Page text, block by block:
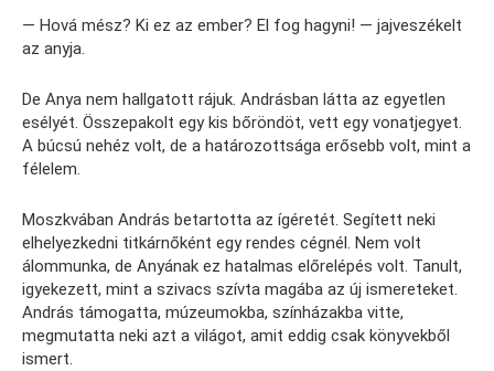
— Hová mész? Ki ez az ember? El fog hagyni! — jajveszékelt
az anyja.
De Anya nem hallgatott rájuk. Andrásban látta az egyetlen
esélyét. Összepakolt egy kis bőröndöt, vett egy vonatjegyet.
A búcsú nehéz volt, de a határozottsága erősebb volt, mint a
félelem.
Moszkvában András betartotta az ígéretét. Segített neki
elhelyezkedni titkárnőként egy rendes cégnél. Nem volt
álommunka, de Anyának ez hatalmas előrelépés volt. Tanult,
igyekezett, mint a szivacs szívta magába az új ismereteket.
András támogatta, múzeumokba, színházakba vitte,
megmutatta neki azt a világot, amit eddig csak könyvekből
ismert.